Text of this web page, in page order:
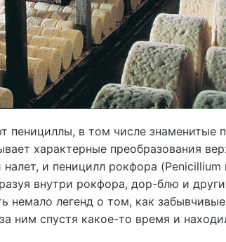
пенициллы, в том числе знаменитые
характерные преобразования
и пеницилл рокфора
внутри рокфора, дор-блю и
немало легенд о том, как
ним спустя какое-то время и